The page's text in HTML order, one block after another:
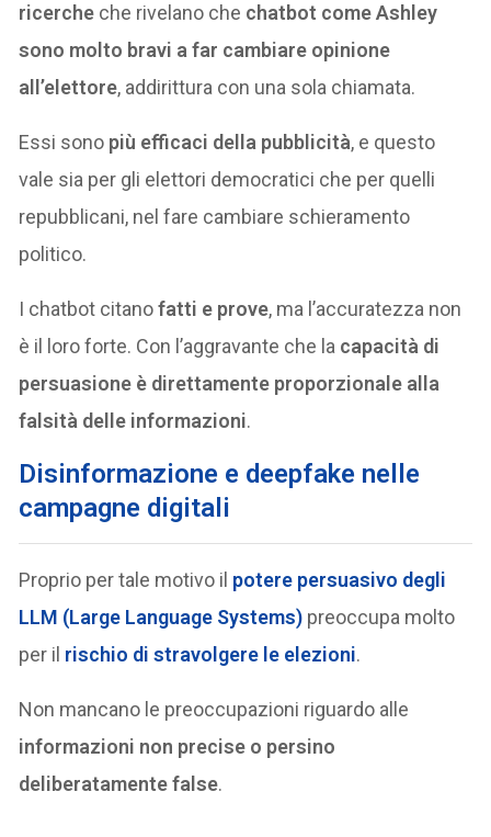
ricerche che rivelano che chatbot come Ashley
sono molto bravi a far cambiare opinione
all’elettore, addirittura con una sola chiamata.
Essi sono più efficaci della pubblicità, e questo
vale sia per gli elettori democratici che per quelli
repubblicani, nel fare cambiare schieramento
politico.
I chatbot citanofatti e prove, ma l’accuratezza non
è il loro forte. Con l’aggravante che la capacità di
persuasione è direttamente proporzionale alla
falsità delle informazioni.
Disinformazione e deepfake nelle
campagne digitali
Proprio per tale motivo il potere persuasivo degli
LLM (Large Language Systems) preoccupa molto
per il rischio distravolgere le elezioni.
Non mancano le preoccupazioni riguardo alle
informazioni non precise o persino
deliberatamente false.